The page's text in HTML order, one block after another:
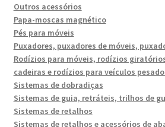
Outros acessórios
Papa-moscas magnético
Pés para móveis
Puxadores, puxadores de móveis,
Rodízios para móveis, rodízios
cadeiras e rodízios para veículos
Sistemas de dobradiças
Sistemas de guia, retráteis, trilhos de
Sistemas de retalhos
Sistemas de retalhos e acessórios de